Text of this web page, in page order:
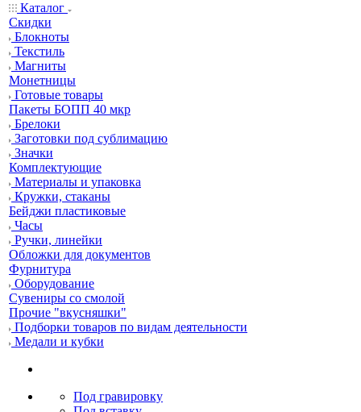
Каталог
Скидки
Блокноты
Текстиль
Магниты
Монетницы
Готовые товары
Пакеты БОПП 40 мкр
Брелоки
Заготовки под сублимацию
Значки
Комплектующие
Материалы и упаковка
Кружки, стаканы
Бейджи пластиковые
Часы
Ручки, линейки
Обложки для документов
Фурнитура
Оборудование
Сувениры со смолой
Прочие "вкусняшки"
Подборки товаров по видам деятельности
Медали и кубки
Под гравировку